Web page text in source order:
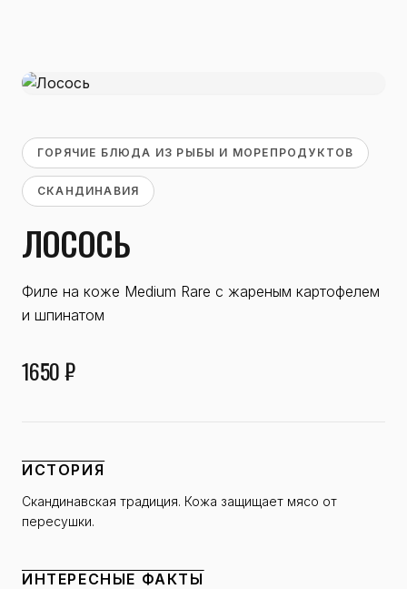
ГОРЯЧИЕ БЛЮДА ИЗ РЫБЫ И МОРЕПРОДУКТОВ
СКАНДИНАВИЯ
ЛОСОСЬ
Филе на коже Medium Rare с жареным картофелем
и шпинатом
1650 ₽
ИСТОРИЯ
Скандинавская традиция. Кожа защищает мясо от
пересушки.
ИНТЕРЕСНЫЕ ФАКТЫ